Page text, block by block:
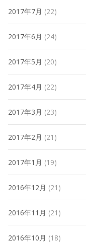
2017年7月 (22)
2017年6月 (24)
2017年5月 (20)
2017年4月 (22)
2017年3月 (23)
2017年2月 (21)
2017年1月 (19)
2016年12月 (21)
2016年11月 (21)
2016年10月 (18)